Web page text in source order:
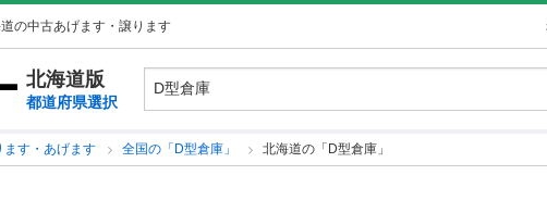
道の中古あげます・譲ります
北海道版
都道府県選択
ます・あげます 全国の「D型倉庫」 北海道の「D型倉庫」